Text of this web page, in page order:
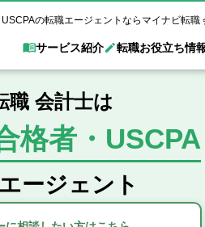
の転職エージェントならマイナビ転職
サービス紹介
とは？ Web面談サービス
個別転職相談会・セミナー
キャリアアドバイザーのご
転職成功事例
転職お役立ち情
ド
へ USCPAの転職
順
業界トピック
会計士が活躍
報 業界別求人情報
職 会計士は
格者・USCPA
ージェント